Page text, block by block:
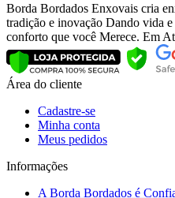
Borda Bordados Enxovais cria
tradição e inovação Dando vida
conforto que você Merece. Em
Área do cliente
Cadastre-se
Minha conta
Meus pedidos
Informações
A Borda Bordados é